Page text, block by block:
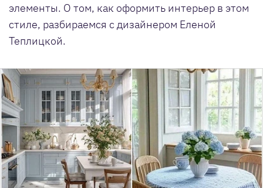
элементы. О том, как оформить интерьер в этом
стиле, разбираемся с дизайнером Еленой
Теплицкой.